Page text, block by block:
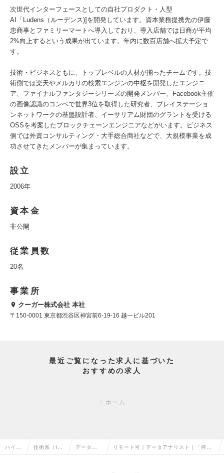
次世代インターフェースとしての自社プロダクト・人型
AI「Ludens（ルーデンス)]を開発しています。資本業務提携先の伊藤
忠商事とファミリーマートへ導入しており、導入店舗では日商が平均
2%向上するという成果が出ています。年内に数百店舗へ拡大予定で
す。
技術・ビジネスともに、トップレベルの人材が揃ったチームです。技
術側では楽天やメルカリの検索エンジンの中枢を開発したエンジニ
ア、ファイナルファンタジーシリーズの開発メンバー、Facebook主催
の画像認識のコンペで世界3位を取得した研究者、プレイステーショ
ンネットワークの基盤設計者、イーサリアム財団のグラントを受ける
OSSを考案したブロックチェーンエンジニアなどがいます。ビジネス
側では外資コンサルティング・大手総合商社などで、大規模事業を成
功させてきたメンバーが集まっています。
設立
2006年
資本金
非公開
従業員数
20名
事業所
クーガー株式会社 本社
〒150-0001 東京都渋谷区神宮前6-19-16 越一ビル201
最近ご覧になった求人に基づいた
おすすめの求人
ホーム
ハイク 技術系（I データサ リモート可｜データアナリスト｜「何を